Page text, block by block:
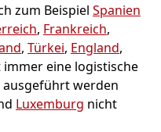
zum Beispiel Spanien
, Frankreich,
, Türkei, England,
immer eine logistische
werden
Luxemburg nicht